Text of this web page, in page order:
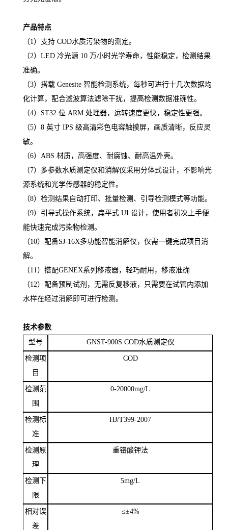
产品特点
（1）支持 COD水质污染物的测定。
（2）LED 冷光源 10 万小时光学寿命，性能稳定，检测结果
准确。
（3）搭载 Genesite 智能检测系统，每秒可进行十几次数据均
化计算，配合滤波算法滤除干扰，提高检测数据准确性。
（4）ST32 位 ARM 处理器，运转速度更快，稳定性更强。
（5）8 英寸 IPS 级高清彩色电容触摸屏，画质清晰，反应灵
敏。
（6）ABS 材质，高强度、耐腐蚀、耐高温外壳。
（7）多参数水质测定仪和消解仪采用分体式设计，不影响光
源系统和光学传感器的稳定性。
（8）检测结果自动打印、批量检测、引导检测模式等功能。
（9）引导式操作系统，扁平式 UI 设计，使用者初次上手便
能快速完成污染物检测。
（10）配备SJ-16X多功能智能消解仪，仅需一键完成项目消
解。
（11） 搭配GENEX系列移液器，轻巧耐用，移液准确
（1 2）配备预制试剂，无需反复移液，只需要在试管内添加
水样在经过消解即可进行检测。
技术参数
型号
GNST-900S COD水质测定仪
检测项
目
COD
检测范
围
0-20000mg/L
检测标
准
HJ/T399-2007
检测原
理
重铬酸钾法
检测下
限
5mg/L
相对误
差
≤±4%